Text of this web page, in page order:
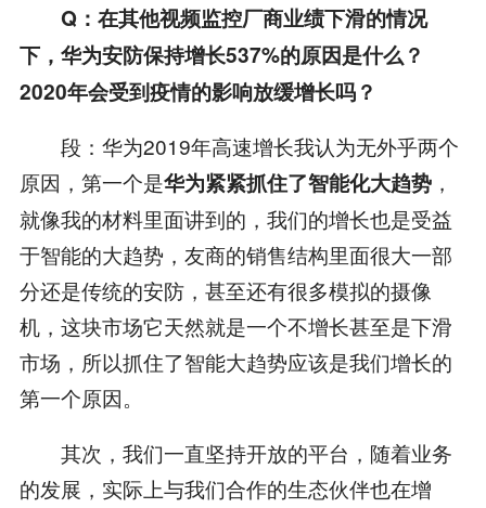
Q：在其他视频监控厂商业绩下滑的情况
下，华为安防保持增长537%的原因是什么？
2020年会受到疫情的影响放缓增长吗？
段：华为2019年高速增长我认为无外乎两个
原因，第一个是华为紧紧抓住了智能化大趋势，
就像我的材料里面讲到的，我们的增长也是受益
于智能的大趋势，友商的销售结构里面很大一部
分还是传统的安防，甚至还有很多模拟的摄像
机，这块市场它天然就是一个不增长甚至是下滑
市场，所以抓住了智能大趋势应该是我们增长的
第一个原因。
其次，我们一直坚持开放的平台，随着业务
的发展，实际上与我们合作的生态伙伴也在增